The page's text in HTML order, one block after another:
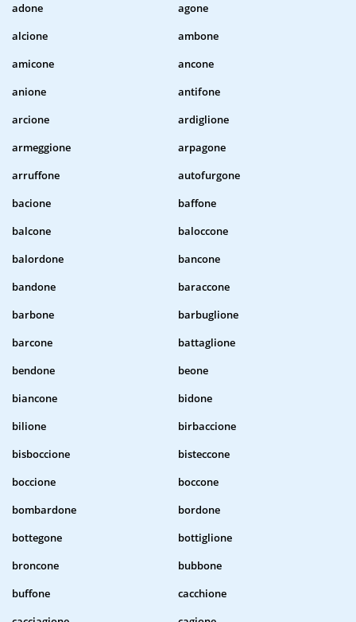
adone
agone
alcione
ambone
amicone
ancone
anione
antifone
arcione
ardiglione
armeggione
arpagone
arruffone
autofurgone
bacione
baffone
balcone
baloccone
balordone
bancone
bandone
baraccone
barbone
barbuglione
barcone
battaglione
bendone
beone
biancone
bidone
bilione
birbaccione
bisboccione
bisteccone
boccione
boccone
bombardone
bordone
bottegone
bottiglione
broncone
bubbone
buffone
cacchione